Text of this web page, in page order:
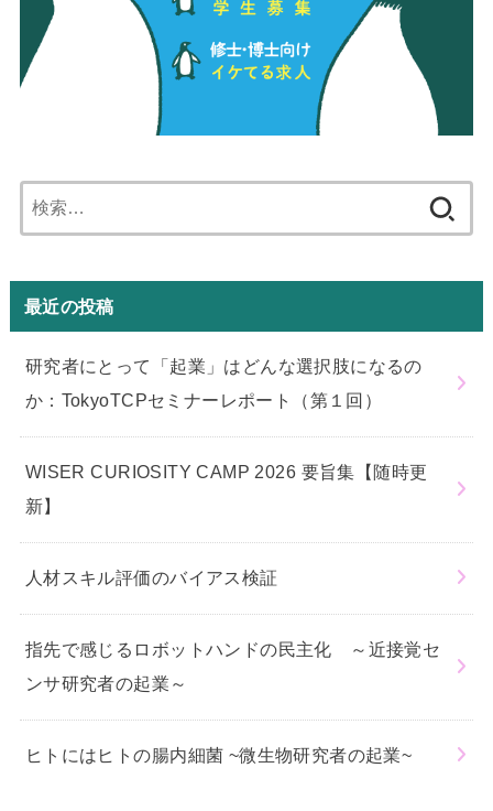
索:
最近の投稿
研究者にとって「起業」はどんな選択肢になるの
か：TokyoTCPセミナーレポート（第１回）
WISER CURIOSITY CAMP 2026 要旨集【随時更
新】
人材スキル評価のバイアス検証
指先で感じるロボットハンドの民主化 ～近接覚セ
ンサ研究者の起業～
ヒトにはヒトの腸内細菌 ~微生物研究者の起業~